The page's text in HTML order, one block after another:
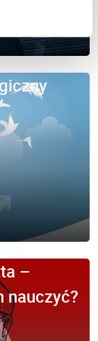
–
nauczyć?